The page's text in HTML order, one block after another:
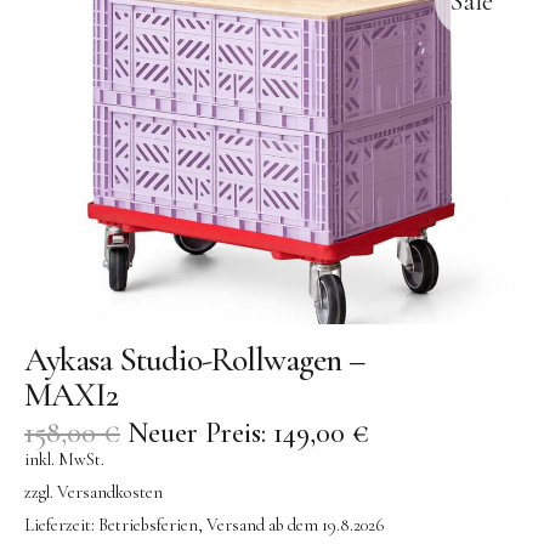
Kuscheltiere
Lernspiele
Holzspielzeug
GRIMM’S
Spielzeug aus dem Erzgebirge
filipok Holzspielzeuge
WOODEN STORY
GRAPAT
RADUGA GREZ
lotes toys
KUMI MOOD Spielkunst
Aykasa Studio-Rollwagen –
MAXI2
158,00€ Neuer Preis: 149,00 €
inkl. MwSt.
zzgl. Versandkosten
Lieferzeit: Betriebsferien, Versand ab dem 19.8.2026